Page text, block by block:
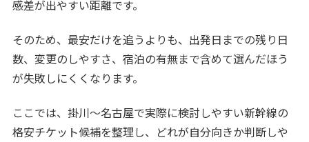
感差が出やすい距離です。
そのため、最安だけを追うよりも、出発日までの残り日
数、変更のしやすさ、宿泊の有無まで含めて選んだほう
が失敗しにくくなります。
ここでは、掛川〜名古屋で実際に検討しやすい新幹線の
格安チケット候補を整理し、どれが自分向きか判断しや